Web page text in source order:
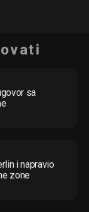
sa
i napravio
zone